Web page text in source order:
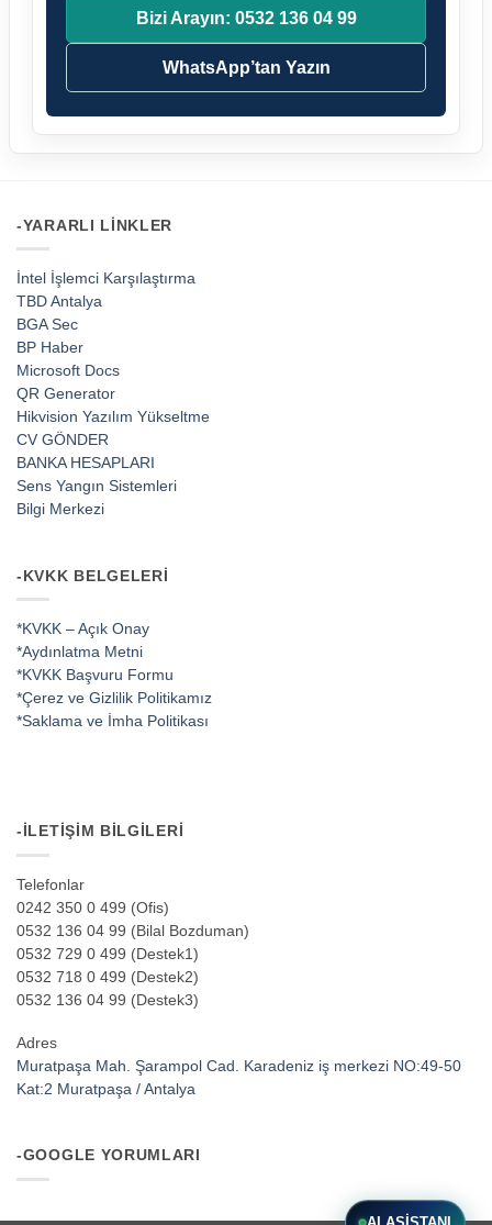
Bizi Arayın: 0532 136 04 99
WhatsApp’tan Yazın
-YARARLI LINKLER
İntel İşlemci Karşılaştırma
TBD Antalya
BGA Sec
BP Haber
Microsoft Docs
QR Generator
Hikvision Yazılım Yükseltme
CV GÖNDER
BANKA HESAPLARI
Sens Yangın Sistemleri
Bilgi Merkezi
-KVKK BELGELERI
*KVKK – Açık Onay
*Aydınlatma Metni
*KVKK Başvuru Formu
*Çerez ve Gizlilik Politikamız
*Saklama ve İmha Politikası
-İLETIŞIM BILGILERI
Telefonlar
0242 350 0 499 (Ofis)
0532 136 04 99 (Bilal Bozduman)
0532 729 0 499 (Destek1)
0532 718 0 499 (Destek2)
0532 136 04 99 (Destek3)
Adres
Muratpaşa Mah. Şarampol Cad. Karadeniz iş merkezi NO:49-50
Kat:2 Muratpaşa / Antalya
-GOOGLE YORUMLARI